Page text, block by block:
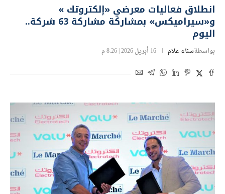
انطلاق فعاليات معرضي «إلكتروتك »
و«سيراميكس» بمشاركة مشاركة 63 شركة..
اليوم
بواسطةسناء علام 16 أبريل 2026 | 8:26 م